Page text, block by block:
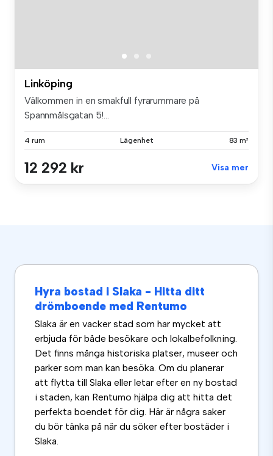
Linköping
Välkommen in en smakfull fyrarummare på
Spannmålsgatan 5!...
4 rum Lägenhet 83 m²
12 292 kr Visa mer
Hyra bostad i Slaka - Hitta ditt
drömboende med Rentumo
Slaka är en vacker stad som har mycket att
erbjuda för både besökare och lokalbefolkning.
Det finns många historiska platser, museer och
parker som man kan besöka. Om du planerar
att flytta till Slaka eller letar efter en ny bostad
i staden, kan Rentumo hjälpa dig att hitta det
perfekta boendet för dig. Här är några saker
du bör tänka på när du söker efter bostäder i
Slaka.